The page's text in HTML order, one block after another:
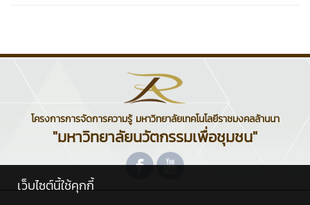
โครงการการจัดการความรู้ มหาวิทยาลัยเทคโนโลยีราชมงคลล้านนา
"มหาวิทยาลัยนวัตกรรมเพื่อชุมชน"
เว็บไซต์นี้ใช้คุกกี้